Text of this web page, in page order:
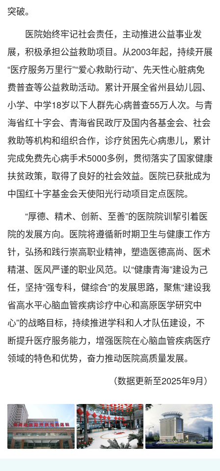
突破。
医院始终牢记社会责任，主动推进公益事业发
展，积极承担公益救助项目。从2003年起，持续开展
“医疗服务万里行”“爱心救助行动”、先天性心脏病免
费普查等公益救助活动。累计开展全省州县幼儿园、
小学、中学18岁以下人群先心病普查55万人次。与青
海省红十字会、青海省民政厅及国内各基金会、社会
救助等机构和组织合作，诊疗贫困先心病患儿，累计
完成免费先心病手术5000多例，贯彻落实了国家健康
扶贫政策，取得了良好的社会效益。医院已获批成为
中国红十字基金会天使阳光行动项目定点医院。
“厚德、精术、创新、至善”的医院院训挈引着医
院的发展方向。医院将遵循新时期卫生与健康工作方
针，弘扬和践行崇高职业精神，塑造医德高尚、医术
精湛、医风严谨的职业风范。以“健康青海”建设为己
任，坚持“强专科，健综合”的发展思路，聚焦“建设我
省高水平心脑血管疾病诊疗中心和高原医学研究中
心”的战略目标，持续推进学科和人才队伍建设，不
断提升医疗服务能力，增强医院在心脑血管疾病医疗
领域的特色和优势，奋力推动医院高质量发展。
（数据更新至2025年9月）